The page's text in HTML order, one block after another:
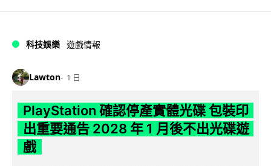
科技娛樂 遊戲情報
Lawton 1 日
PlayStation 確認停產實體光碟 包裝印
出重要通告 2028 年 1 月後不出光碟遊
戲